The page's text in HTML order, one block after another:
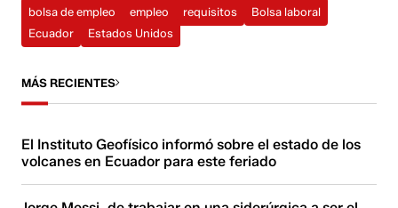
bolsa de empleo
empleo requisitos
Bolsa laboral
Ecuador
Estados Unidos
MÁS RECIENTES
El Instituto Geofísico informó sobre el estado de los
volcanes en Ecuador para este feriado